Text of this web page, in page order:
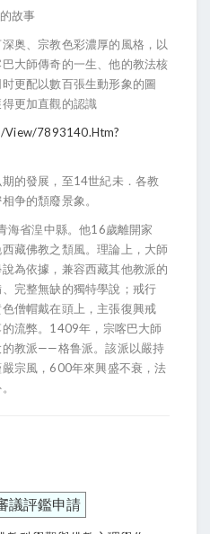
故事
奥、宗教色彩濃厚的風格，以
大師傳奇的一生、他的教法核
更配以數百張生動形象的圖
更加直觀的認識
view/7893140.htm?
的發展，至14世紀未．各教
争的頹廢景象。
海省湟中縣。他16歲離開家
藏佛教之頹風。理論上，大師
為依據，兼容西藏其他教派的
完整無缺的獨特學說；戒行
僧帽戴在頭上，主張復興戒
流弊。1409年，宗喀巴大師
教派——格鲁派。該派以嚴持
宗風，600年來興盛不衰，法
議評鑑申請